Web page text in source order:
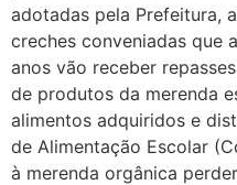
adotadas pela Prefeitura,
creches conveniadas que
anos vão receber
de produtos da merenda
alimentos adquiridos e
de Alimentação Escolar
à merenda orgânica